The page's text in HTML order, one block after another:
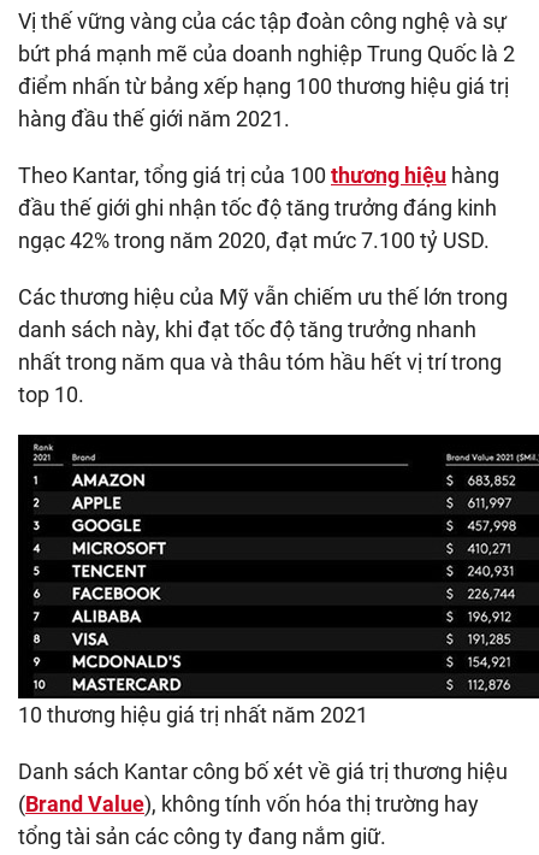
Vị thế vững vàng của các tập đoàn công nghệ và sự
bứt phá mạnh mẽ của doanh nghiệp Trung Quốc là 2
điểm nhấn từ bảng xếp hạng 100 thương hiệu giá trị
hàng đầu thế giới năm 2021.
Theo Kantar, tổng giá trị của 100 thương hiệu hàng
đầu thế giới ghi nhận tốc độ tăng trưởng đáng kinh
ngạc 42% trong năm 2020, đạt mức 7.100 tỷ USD.
Các thương hiệu của Mỹ vẫn chiếm ưu thế lớn trong
danh sách này, khi đạt tốc độ tăng trưởng nhanh
nhất trong năm qua và thâu tóm hầu hết vị trí trong
top 10.
10 thương hiệu giá trị nhất năm 2021
Danh sách Kantar công bố xét về giá trị thương hiệu
(Brand Value), không tính vốn hóa thị trường hay
tổng tài sản các công ty đang nắm giữ.